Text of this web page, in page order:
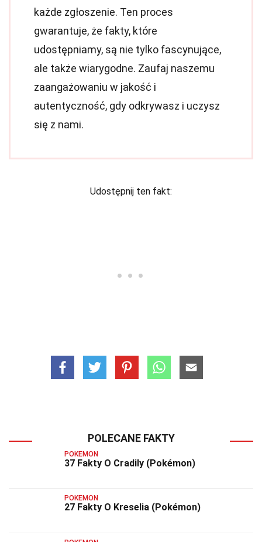
każde zgłoszenie. Ten proces
gwarantuje, że fakty, które
udostępniamy, są nie tylko fascynujące,
ale także wiarygodne. Zaufaj naszemu
zaangażowaniu w jakość i
autentyczność, gdy odkrywasz i uczysz
się z nami.
Udostępnij ten fakt:
POLECANE FAKTY
POKEMON
37 Fakty O Cradily (Pokémon)
POKEMON
27 Fakty O Kreselia (Pokémon)